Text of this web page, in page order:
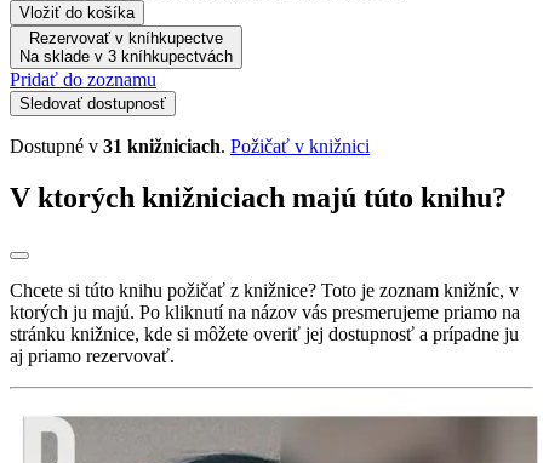
Vložiť do košíka
Rezervovať v kníhkupectve
Na sklade v 3 kníhkupectvách
Pridať do zoznamu
Sledovať dostupnosť
Dostupné v 31 knižniciach. Požičať v knižnici
V ktorých knižniciach majú túto knihu?
Chcete si túto knihu požičať z knižnice? Toto je zoznam knižníc, v
ktorých ju majú. Po kliknutí na názov vás presmerujeme priamo na
stránku knižnice, kde si môžete overiť jej dostupnosť a prípadne ju
aj priamo rezervovať.